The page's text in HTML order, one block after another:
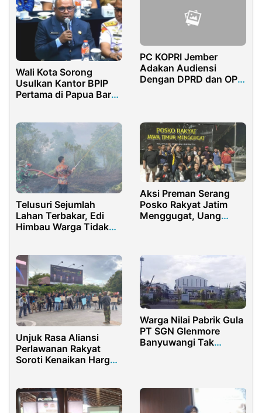
Wali Kota Sorong
Usulkan Kantor BPIP
Pertama di Papua Barat
Toleran”
PC KOPRI Jember
Adakan Audiensi
Dengan DPRD dan OPD
Telusuri Sejumlah
Lahan Terbakar, Edi
Himbau Warga Tidak
Aksi Preman Serang
Posko Rakyat Jatim
Menggugat, Uang
Unjuk Rasa Aliansi
Perlawanan Rakyat
Soroti Kenaikan Harga
Warga Nilai Pabrik Gula
PT SGN Glenmore
Banyuwangi Tak